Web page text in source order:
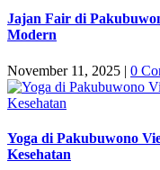
Jajan Fair di
Modern
November 11, 2025 | 0
Yoga di Pakubuwono
Kesehatan